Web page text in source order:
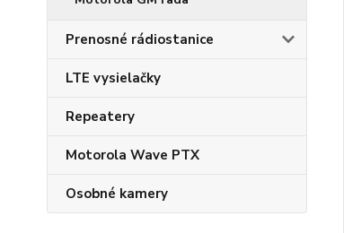
Prenosné rádiostanice
LTE vysielačky
Repeatery
Motorola Wave PTX
Osobné kamery